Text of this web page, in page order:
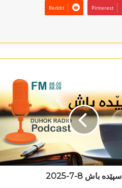
Pinterest
Reddit
سپێدە باش 8-7-2025